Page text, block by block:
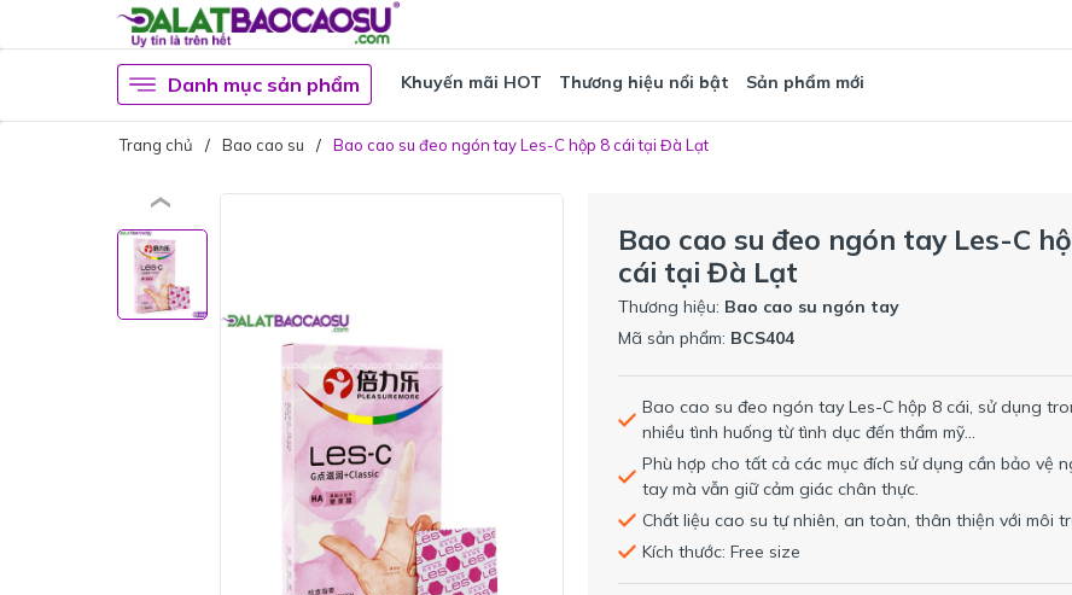
Danh mục sản phẩm Khuyến mãi HOT Thương hiệu nổi bật Sản phẩm mới
Trang chủ Bao cao su Bao cao su đeo ngón tay Les-C hộp 8 cái tại Đà Lạt
Bao cao su đeo ngón tay Les-C
cái tại Đà Lạt
Thương hiệu: Bao cao su ngón tay
Mã sản phẩm: BCS404
Bao cao su đeo ngón tay Les-C hộp 8 cái, sử dụng
nhiều tình huống từ tình dục đến thẩm mỹ...
Phù hợp cho tất cả các mục đích sử dụng cần bảo vệ
tay mà vẫn giữ cảm giác chân thực.
Chất liệu cao su tự nhiên, an toàn, thân thiện với môi
Kích thước: Free size